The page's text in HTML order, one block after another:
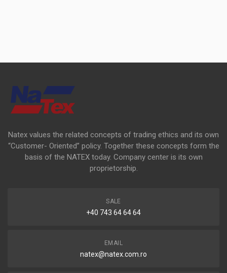
Natex values the related concepts of trading ethics and its own
“Customer- Oriented” policy. Together these concepts form the
basis of the NATEX today. Company center is its own
proprietorship.
SALE
+40 743 64 64 64
EMAIL
natex@natex.com.ro